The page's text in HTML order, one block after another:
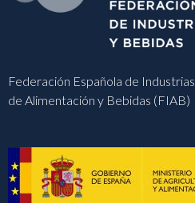
Federación Española de Industrias
de Alimentación y Bebidas (FIAB)